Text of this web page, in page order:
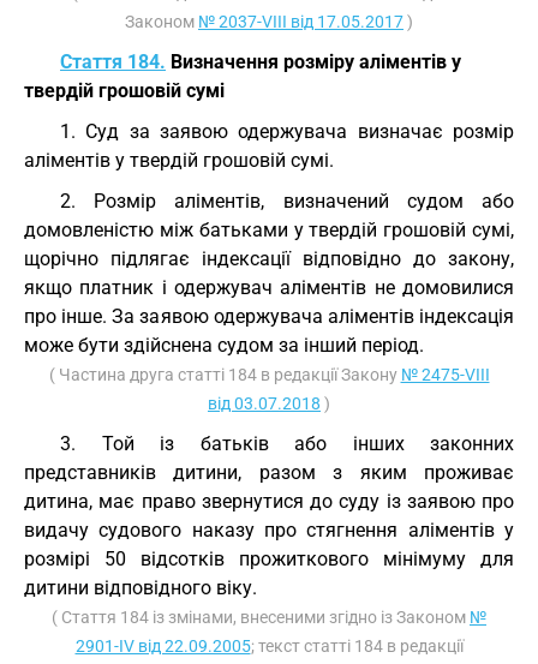
Законом № 2037-VIII від 17.05.2017)
Стаття 184. Визначення розміру аліментів у
твердій грошовій сумі
1. Суд за заявою одержувача визначає розмір
аліментів у твердій грошовій сумі.
2. Розмір аліментів, визначений судом або
домовленістю між батьками у твердій грошовій сумі,
щорічно підлягає індексації відповідно до закону,
якщо платник і одержувач аліментів не домовилися
про інше. За заявою одержувача аліментів індексація
може бути здійснена судом за інший період.
( Частина друга статті 184 в редакції Закону № 2475-VIII
від 03.07.2018 )
3. Той із батьків або інших законних
представників дитини, разом з яким проживає
дитина, має право звернутися до суду із заявою про
видачу судового наказу про стягнення аліментів у
розмірі 50 відсотків прожиткового мінімуму для
дитини відповідного віку.
( Стаття 184 із змінами, внесеними згідно із Законом №
2901-IV від 22.09.2005; текст статті 184 в редакції